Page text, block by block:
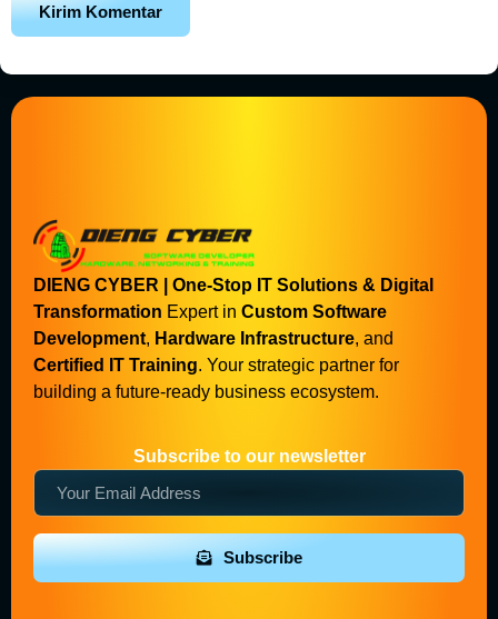
DIENG CYBER | One-Stop IT Solutions & Digital
Transformation Expert in Custom Software
Development, Hardware Infrastructure, and
Certified IT Training. Your strategic partner for
building a future-ready business ecosystem.
Subscribe to our newsletter
Subscribe